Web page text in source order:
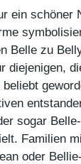
ein schöner
Belle zu
diejenigen,
sogar
Familien
oder